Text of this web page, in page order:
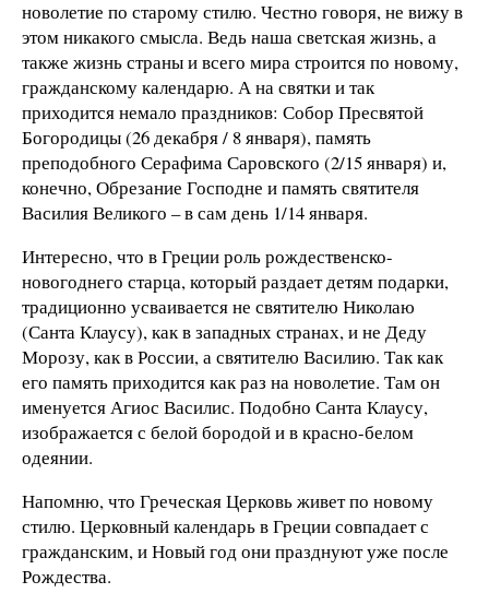
новолетие по старому стилю. Честно говоря, не вижу в
этом никакого смысла. Ведь наша светская жизнь, а
также жизнь страны и всего мира строится по новому,
гражданскому календарю. А на святки и так
приходится немало праздников: Собор Пресвятой
Богородицы (26 декабря / 8 января), память
преподобного Серафима Саровского (2/15 января) и,
конечно, Обрезание Господне и память святителя
Василия Великого – в сам день 1/14 января.
Интересно, что в Греции роль рождественско-
новогоднего старца, который раздает детям подарки,
традиционно усваивается не святителю Николаю
(Санта Клаусу), как в западных странах, и не Деду
Морозу, как в России, а святителю Василию. Так как
его память приходится как раз на новолетие. Там он
именуется Агиос Василис. Подобно Санта Клаусу,
изображается с белой бородой и в красно-белом
одеянии.
Напомню, что Греческая Церковь живет по новому
стилю. Церковный календарь в Греции совпадает с
гражданским, и Новый год они празднуют уже после
Рождества.